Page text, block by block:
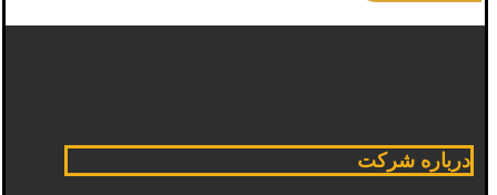
درباره شرکت